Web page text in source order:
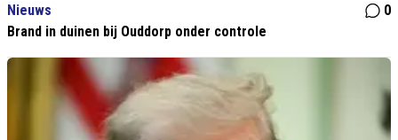
Nieuws
0
Brand in duinen bij Ouddorp onder controle